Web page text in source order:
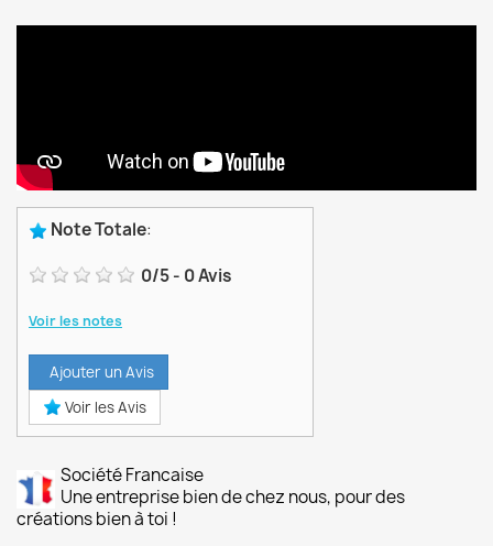
Note Totale:
0/5- 0Avis
Voir les notes
Ajouter un Avis
Voir les Avis
Société Francaise
Une entreprise bien de chez nous, pour des
créations bien à toi !